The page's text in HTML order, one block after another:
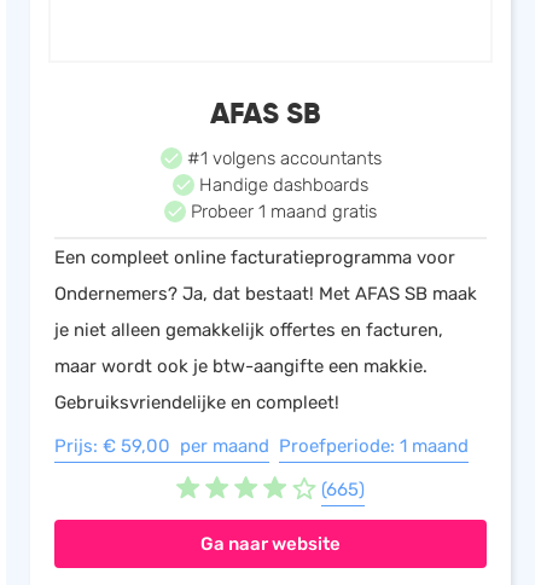
AFAS SB
#1 volgens accountants
Handige dashboards
Probeer 1 maand gratis
Een compleet online facturatieprogramma voor
Ondernemers? Ja, dat bestaat! Met AFAS SB maak
je niet alleen gemakkelijk offertes en facturen,
maar wordt ook je btw-aangifte een makkie.
Gebruiksvriendelijke en compleet!
Prijs: € 59,00 per maand Proefperiode: 1 maand
(665)
Ga naar website